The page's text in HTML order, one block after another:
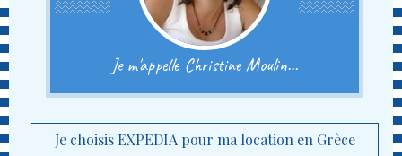
Je m'appelle Christine Moulin...
Je choisis EXPEDIA pour ma location en Grèce